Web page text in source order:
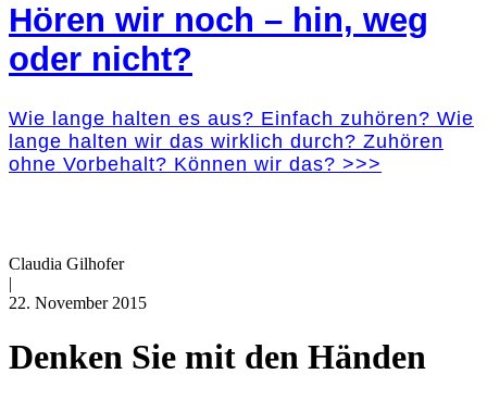
Hören wir noch – hin, weg
oder nicht?
Wie lange halten es aus? Einfach zuhören? Wie
lange halten wir das wirklich durch? Zuhören
ohne Vorbehalt? Können wir das? >>>
Claudia Gilhofer
|
22. November 2015
Denken Sie mit den Händen